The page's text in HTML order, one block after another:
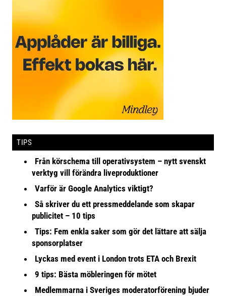
TIPS
Från körschema till operativsystem – nytt svenskt
verktyg vill förändra liveproduktioner
Varför är Google Analytics viktigt?
Så skriver du ett pressmeddelande som skapar
publicitet – 10 tips
Tips: Fem enkla saker som gör det lättare att sälja
sponsorplatser
Lyckas med event i London trots ETA och Brexit
9 tips: Bästa möbleringen för mötet
Medlemmarna i Sveriges moderatorförening bjuder